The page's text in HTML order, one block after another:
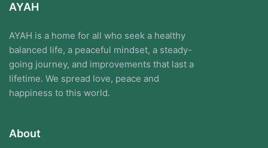
AYAH
AYAH is a home for all who seek a healthy
balanced life, a peaceful mindset, a steady-
going journey, and improvements that last a
lifetime. We spread love, peace and
happiness to this world.
About